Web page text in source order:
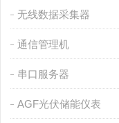
无线数据采集器
通信管理机
串口服务器
AGF光伏储能仪表